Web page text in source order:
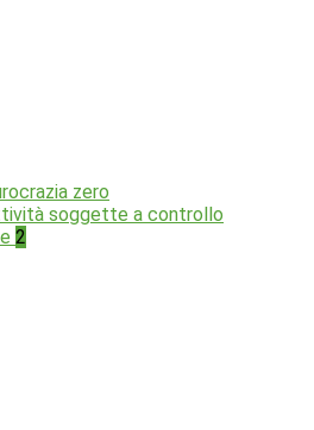
zero
soggette a controllo
2